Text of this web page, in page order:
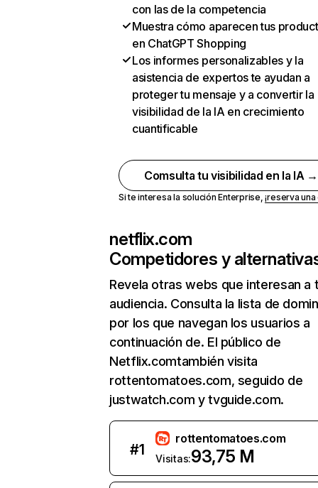
con las de la competencia
Muestra cómo aparecen tus
en ChatGPT Shopping
Los informes personalizables y la
asistencia de expertos te ayudan a
proteger tu mensaje y a convertir la
visibilidad de la IA en crecimiento
cuantificable
Comsulta tu visibilidad en la IA →
Si te interesa la solución Enterprise,¡reserva
netflix.com
Competidores y
Revela otras webs que interesan a
audiencia. Consulta la lista de
por los que navegan los usuarios a
continuación de. El público de
Netflix.comtambién visita
rottentomatoes.com, seguido de
justwatch.com y tvguide.com.
#1
rottentomatoes.com
Visitas:93,75 M